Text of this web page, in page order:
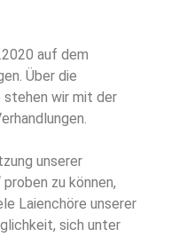
auf dem
Über die
wir mit der
unserer
proben zu können,
Laienchöre unserer
sich unter